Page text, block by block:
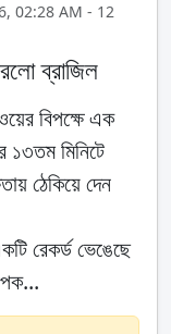
02:28 AM - 12
ব্রাজিল
বিপক্ষে এক
১৩তম মিনিটে
ঠেকিয়ে দেন
রেকর্ড ভেঙেছে